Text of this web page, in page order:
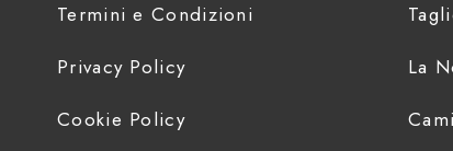
Termini e Condizioni
Privacy Policy
Cookie Policy
La